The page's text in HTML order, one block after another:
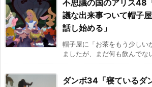
不思議の国のアリス48
議な出来事ついて帽子
話し始める」
帽子屋に「お茶をもう少しい
ましたが、まだ何も飲んでな
ダンボ34「寝ているダ